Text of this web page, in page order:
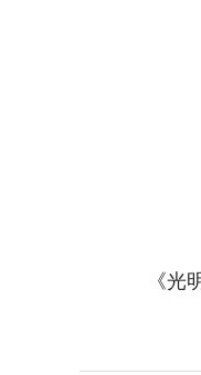
《光明